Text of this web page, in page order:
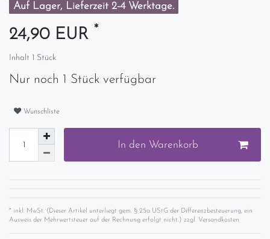
Auf Lager, Lieferzeit 2-4 Werktage.
24,90 EUR *
Inhalt 1 Stück
Nur noch 1 Stück verfügbar
Wunschliste
In den Warenkorb
* inkl. MwSt. (Dieser Artikel unterliegt gem. § 25a UStG der Differenzbesteuerung, ein
Ausweis der Mehrwertsteuer auf der Rechnung erfolgt nicht.) zzgl. Versandkosten